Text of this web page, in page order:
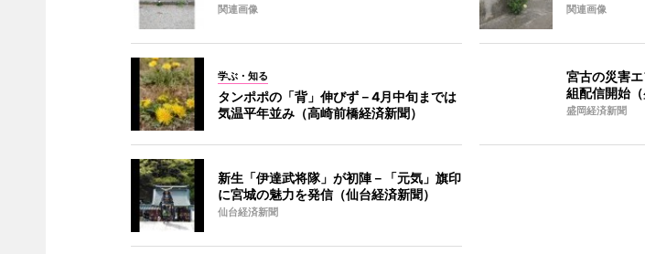
関連画像 関連画像
学ぶ・知る
タンポポの「背」伸びず－4月中旬までは
気温平年並み（高崎前橋経済新聞）
宮古の災害
組配信開始（
盛岡経済新聞
新生「伊達武将隊」が初陣－「元気」旗印
に宮城の魅力を発信（仙台経済新聞）
仙台経済新聞